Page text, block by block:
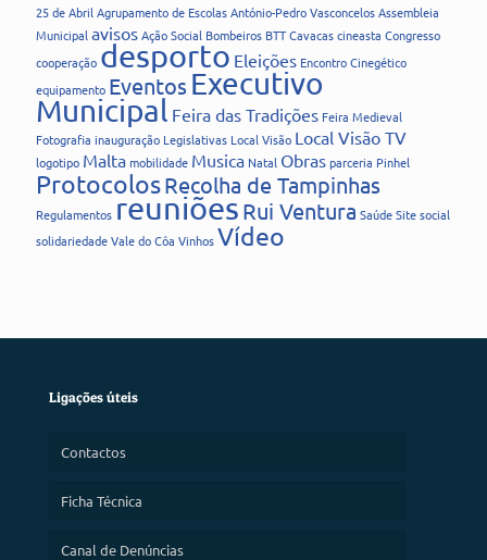
25 de Abril Agrupamento de EscolasAntónio-Pedro VasconcelosAssembleia
Municipal avisosAção Social Bombeiros BTTCavacascineasta Congresso
cooperação desporto Eleições Encontro Cinegético
equipamento Eventos Executivo
Municipal Feira das Tradições Feira Medieval
Fotografia inauguração Legislativas Local Visão Local Visão TV
logotipo Maltamobilidade Musica Natal Obrasparceria Pinhel
ProtocolosRecolha de Tampinhas
Regulamentos reuniões Rui Ventura SaúdeSitesocial
solidariedadeVale do Côa VinhosVídeo
Ligações úteis
Contactos
Ficha Técnica
Canal de Denúncias